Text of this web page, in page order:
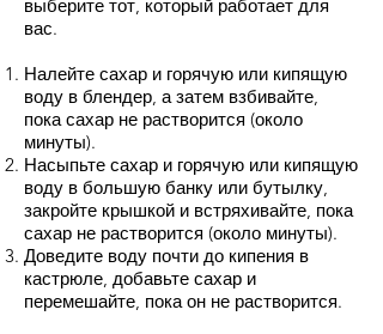
выберите тот, который работает для
вас.
Налейте сахар и горячую или кипящую
воду в блендер, а затем взбивайте,
пока сахар не растворится (около
минуты).
Насыпьте сахар и горячую или кипящую
воду в большую банку или бутылку,
закройте крышкой и встряхивайте, пока
сахар не растворится (около минуты).
Доведите воду почти до кипения в
кастрюле, добавьте сахар и
перемешайте, пока он не растворится.